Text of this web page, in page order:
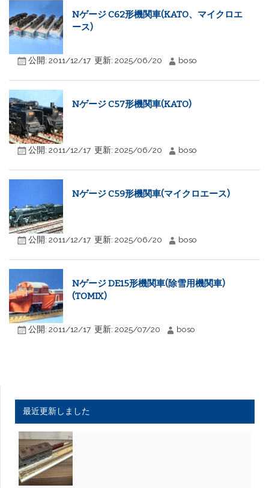
Nゲージ C62形機関車(KATO、マイクロエ
ース)
公開: 2011/12/17 更新: 2025/06/20 boso
Nゲージ C57形機関車(KATO)
公開: 2011/12/17 更新: 2025/06/20 boso
Nゲージ C59形機関車(マイクロエース)
公開: 2011/12/17 更新: 2025/06/20 boso
Nゲージ DE15形機関車(除雪用機関車)
(TOMIX)
公開: 2011/12/17 更新: 2025/07/20 boso
最近更新しました